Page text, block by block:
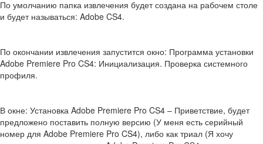
По умолчанию папка извлечения будет создана на рабочем столе
и будет называться: Adobe CS4.
По окончании извлечения запустится окно: Программа установки
Adobe Premiere Pro CS4: Инициализация. Проверка системного
профиля.
В окне: Установка Adobe Premiere Pro CS4 – Приветствие, будет
предложено поставить полную версию (У меня есть серийный
номер для Adobe Premiere Pro CS4), либо как триал (Я хочу